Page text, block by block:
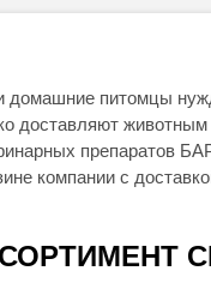
питомцы
доставляют
препаратов
компании с